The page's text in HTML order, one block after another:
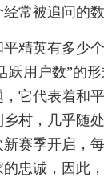
常被追问的
精英有多少
跃用户数”的
它代表着和
村，几乎随
赛季开启，
忠诚，因此